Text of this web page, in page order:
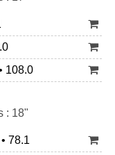
108.0
: 18"
78.1